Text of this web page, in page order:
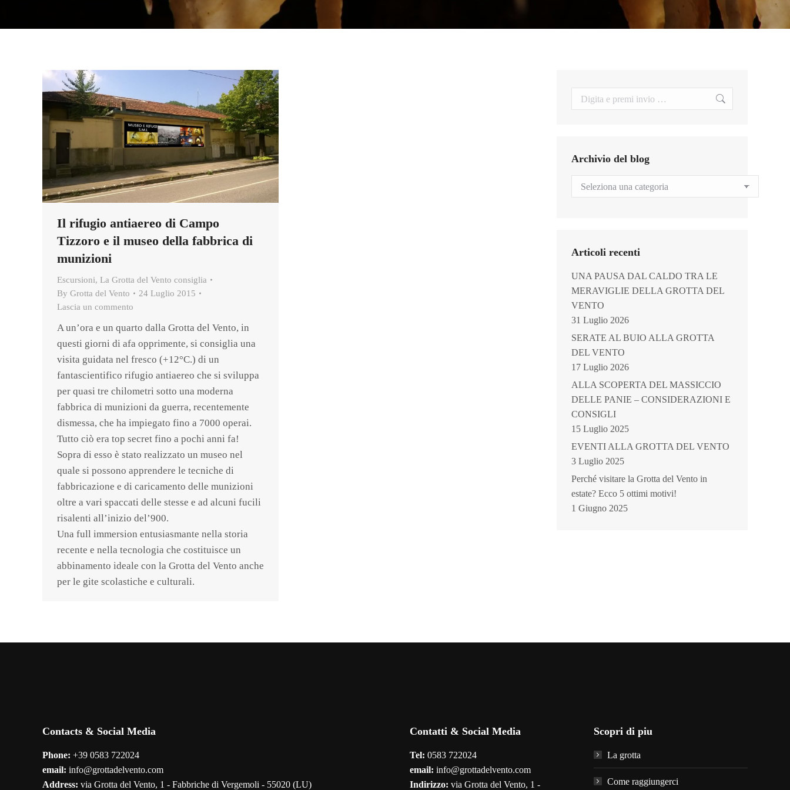
Il rifugio antiaereo di Campo
Tizzoro e il museo della fabbrica di
munizioni
Escursioni, La Grotta del Vento consiglia
By Grotta del Vento
24 Luglio 2015
Lascia un commento
A un’ora e un quarto dalla Grotta del Vento, in
questi giorni di afa opprimente, si consiglia una
visita guidata nel fresco (+12°C.) di un
fantascientifico rifugio antiaereo che si sviluppa
per quasi tre chilometri sotto una moderna
fabbrica di munizioni da guerra, recentemente
dismessa, che ha impiegato fino a 7000 operai.
Tutto ciò era top secret fino a pochi anni fa!
Sopra di esso è stato realizzato un museo nel
quale si possono apprendere le tecniche di
fabbricazione e di caricamento delle munizioni
oltre a vari spaccati delle stesse e ad alcuni fucili
risalenti all’inizio del’900.
Una full immersion entusiasmante nella storia
recente e nella tecnologia che costituisce un
abbinamento ideale con la Grotta del Vento anche
per le gite scolastiche e culturali.
Search:
Archivio del blog
Archivio
del
Articoli recenti
UNA PAUSA DAL CALDO TRA LE
MERAVIGLIE DELLA GROTTA DEL
VENTO
31 Luglio 2026
SERATE AL BUIO ALLA GROTTA
DEL VENTO
17 Luglio 2026
ALLA SCOPERTA DEL MASSICCIO
DELLE PANIE – CONSIDERAZIONI E
CONSIGLI
15 Luglio 2025
EVENTI ALLA GROTTA DEL VENTO
3 Luglio 2025
Perché visitare la Grotta del Vento in
estate? Ecco 5 ottimi motivi!
1 Giugno 2025
Contacts & Social Media
Phone: +39 0583 722024
email: info@grottadelvento.com
Address: via Grotta del Vento, 1 - Fabbriche di Vergemoli - 55020 (LU)
Contatti & Social Media
Tel: 0583 722024
email: info@grottadelvento.com
Indirizzo: via Grotta del Vento, 1 -
Scopri di piu
La grotta
Come raggiungerci